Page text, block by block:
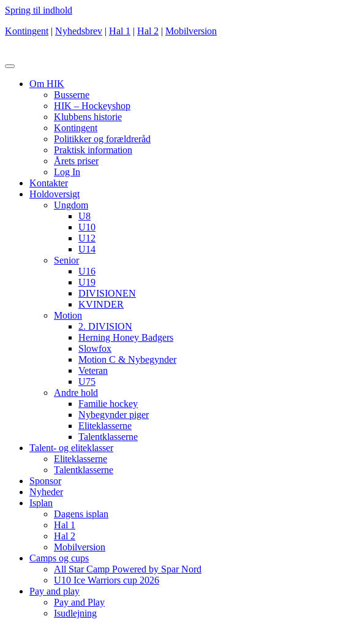
Spring til indhold
Kontingent | Nyhedsbrev | Hal 1 | Hal 2 | Mobilversion
Om HIK
Busserne
HIK – Hockeyshop
Klubbens historie
Kontingent
Politikker og forældreråd
Praktisk information
Årets priser
Log In
Kontakter
Holdoversigt
Ungdom
U8
U10
U12
U14
Senior
U16
U19
DIVISIONEN
KVINDER
Motion
2. DIVISION
Herning Honey Badgers
Slowfox
Motion C & Nybegynder
Veteran
U75
Andre hold
Familie hockey
Nybegynder piger
Eliteklasserne
Talentklasserne
Talent- og eliteklasser
Eliteklasserne
Talentklasserne
Sponsor
Nyheder
Isplan
Dagens isplan
Hal 1
Hal 2
Mobilversion
Camps og cups
All Star Camp Powered by Spar Nord
U10 Ice Warriors cup 2026
Pay and play
Pay and Play
Isudlejning